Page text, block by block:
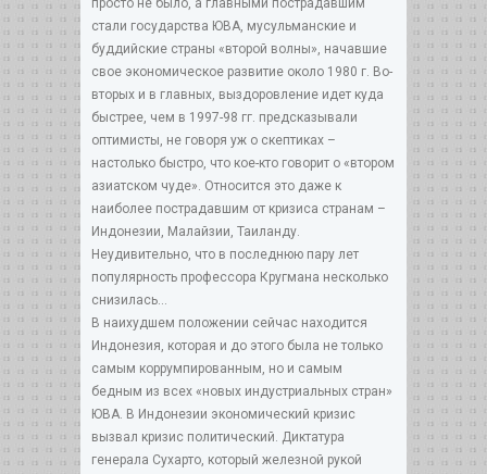
просто не было, а главными пострадавшим
стали государства ЮВА, мусульманские и
буддийские страны «второй волны», начавшие
свое экономическое развитие около 1980 г. Во-
вторых и в главных, выздоровление идет куда
быстрее, чем в 1997-98 гг. предсказывали
оптимисты, не говоря уж о скептиках –
настолько быстро, что кое-кто говорит о «втором
азиатском чуде». Относится это даже к
наиболее пострадавшим от кризиса странам –
Индонезии, Малайзии, Таиланду.
Неудивительно, что в последнюю пару лет
популярность профессора Кругмана несколько
снизилась...
В наихудшем положении сейчас находится
Индонезия, которая и до этого была не только
самым коррумпированным, но и самым
бедным из всех «новых индустриальных стран»
ЮВА. В Индонезии экономический кризис
вызвал кризис политический. Диктатура
генерала Сухарто, который железной рукой